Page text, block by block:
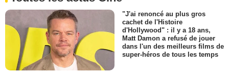
"J'ai renoncé au plus gros
cachet de l'Histoire
d'Hollywood" : il y a 18 ans,
Matt Damon a refusé de jouer
dans l'un des meilleurs films de
super-héros de tous les temps